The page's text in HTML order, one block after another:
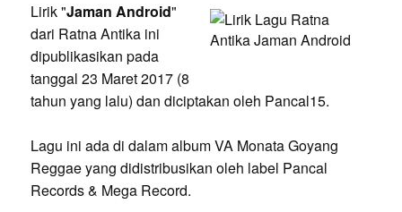
Lirik "Jaman Android"
dari Ratna Antika ini
dipublikasikan pada
tanggal 23 Maret 2017 (8
tahun yang lalu) dan diciptakan oleh Pancal15.
Lagu ini ada di dalam album VA Monata Goyang
Reggae yang didistribusikan oleh label Pancal
Records & Mega Record.